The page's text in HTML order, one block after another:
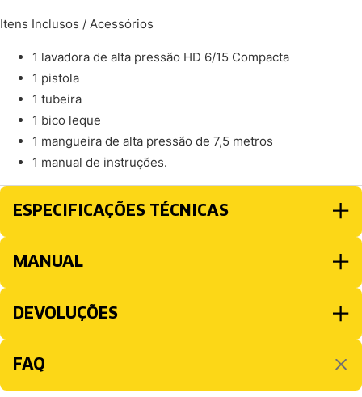
Itens Inclusos / Acessórios
1 lavadora de alta pressão HD 6/15 Compacta
1 pistola
1 tubeira
1 bico leque
1 mangueira de alta pressão de 7,5 metros
1 manual de instruções.
ESPECIFICAÇÕES TÉCNICAS
MANUAL
DEVOLUÇÕES
FAQ